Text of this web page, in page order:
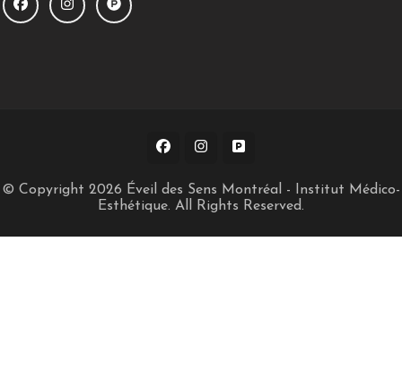
© Copyright 2026 Éveil des Sens Montréal - Institut Médico-
Esthétique. All Rights Reserved.